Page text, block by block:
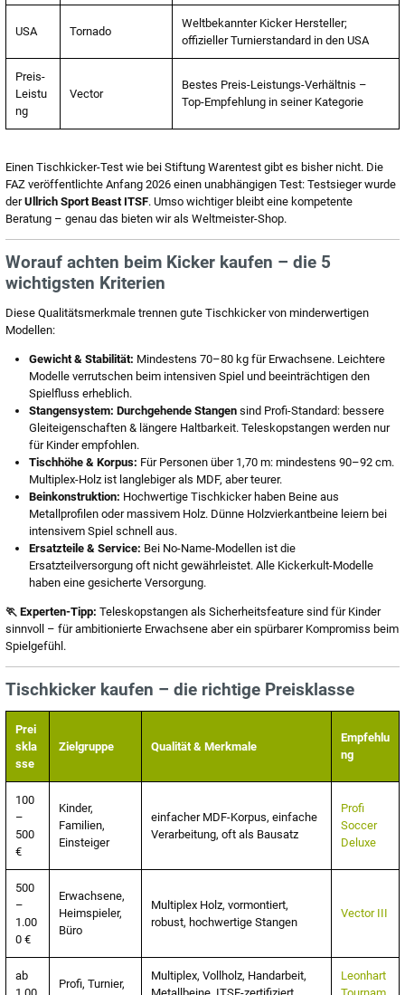
USA Tornado
Weltbekannter Kicker Hersteller;
offizieller Turnierstandard in den USA
Preis-
Leistu
ng
Vector
Bestes Preis-Leistungs-Verhältnis –
Top-Empfehlung in seiner Kategorie
Einen Tischkicker-Test wie bei Stiftung Warentest gibt es bisher nicht. Die
FAZ veröffentlichte Anfang 2026 einen unabhängigen Test: Testsieger wurde
derUllrich Sport Beast ITSF. Umso wichtiger bleibt eine kompetente
Beratung – genau das bieten wir als Weltmeister-Shop.
Worauf achten beim Kicker kaufen – die 5
wichtigsten Kriterien
Diese Qualitätsmerkmale trennen gute Tischkicker von minderwertigen
Modellen:
Gewicht & Stabilität: Mindestens 70–80 kg für Erwachsene. Leichtere
Modelle verrutschen beim intensiven Spiel und beeinträchtigen den
Spielfluss erheblich.
Stangensystem: Durchgehende Stangensind Profi-Standard: bessere
Gleiteigenschaften & längere Haltbarkeit. Teleskopstangen werden nur
für Kinder empfohlen.
Tischhöhe & Korpus: Für Personen über 1,70 m: mindestens 90–92 cm.
Multiplex-Holz ist langlebiger als MDF, aber teurer.
Beinkonstruktion: Hochwertige Tischkicker haben Beine aus
Metallprofilen oder massivem Holz. Dünne Holzvierkantbeine leiern bei
intensivem Spiel schnell aus.
Ersatzteile & Service: Bei No-Name-Modellen ist die
Ersatzteilversorgung oft nicht gewährleistet. Alle Kickerkult-Modelle
haben eine gesicherte Versorgung.
🏃 Experten-Tipp: Teleskopstangen als Sicherheitsfeature sind für Kinder
sinnvoll – für ambitionierte Erwachsene aber ein spürbarer Kompromiss beim
Spielgefühl.
Tischkicker kaufen – die richtige Preisklasse
Prei
skla
sse
Zielgruppe Qualität & Merkmale
Empfehlu
ng
100
–
500
€
Kinder,
Familien,
Einsteiger
einfacher MDF-Korpus, einfache
Verarbeitung, oft als Bausatz
Profi
Soccer
Deluxe
500
–
1.00
0 €
Erwachsene,
Heimspieler,
Büro
Multiplex Holz, vormontiert,
robust, hochwertige Stangen
Vector III
ab
Profi, Turnier,
Multiplex, Vollholz, Handarbeit,
Leonhart